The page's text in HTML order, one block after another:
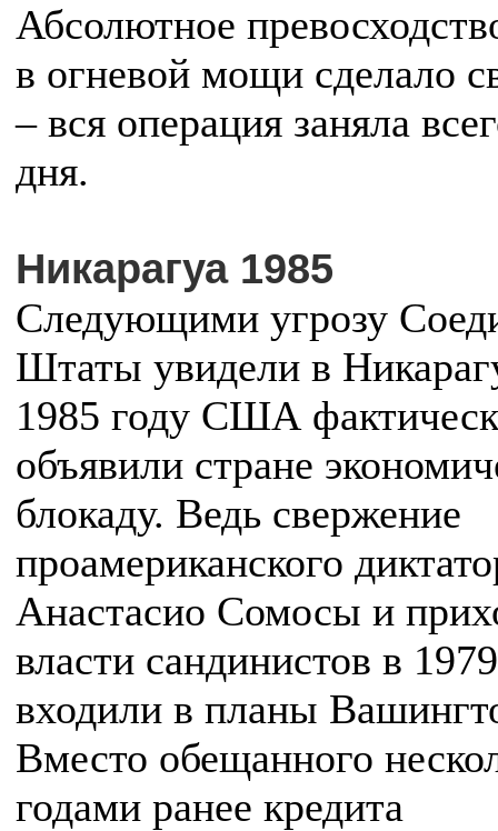
Абсолютное
в огневой мощи сделало
– вся операция заняла
дня.
Никарагуа 1985
Следующими угрозу
Штаты увидели в
1985 году США
объявили стране
блокаду. Ведь свержение
проамериканского
Анастасио Сомосы и
власти сандинистов в
входили в планы
Вместо обещанного
годами ранее кредита